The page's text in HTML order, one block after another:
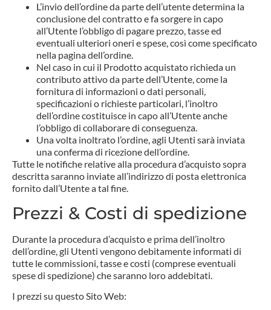
L’invio dell’ordine da parte dell’utente determina la
conclusione del contratto e fa sorgere in capo
all’Utente l’obbligo di pagare prezzo, tasse ed
eventuali ulteriori oneri e spese, così come specificato
nella pagina dell’ordine.
Nel caso in cui il Prodotto acquistato richieda un
contributo attivo da parte dell’Utente, come la
fornitura di informazioni o dati personali,
specificazioni o richieste particolari, l’inoltro
dell’ordine costituisce in capo all’Utente anche
l’obbligo di collaborare di conseguenza.
Una volta inoltrato l’ordine, agli Utenti sarà inviata
una conferma di ricezione dell’ordine.
Tutte le notifiche relative alla procedura d’acquisto sopra
descritta saranno inviate all’indirizzo di posta elettronica
fornito dall’Utente a tal fine.
Prezzi & Costi di spedizione
Durante la procedura d’acquisto e prima dell’inoltro
dell’ordine, gli Utenti vengono debitamente informati di
tutte le commissioni, tasse e costi (comprese eventuali
spese di spedizione) che saranno loro addebitati.
I prezzi su questo Sito Web: